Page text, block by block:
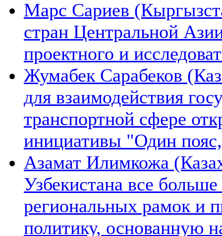
Марс Сариев
стран Центральной
проектного и
Жумабек Сарабеков
для взаимодействия
транспортной сфере
инициативы "Один
Азамат Илимкожа
Узбекистана все
региональных рамок и
политику, основанную